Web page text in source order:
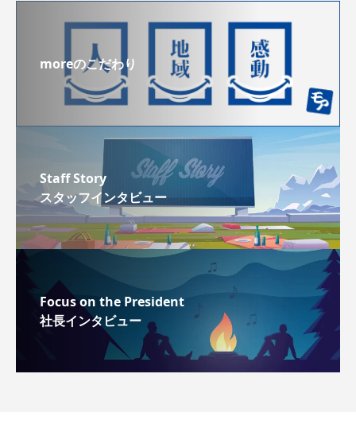
moreのこだわり
Staff Story
スタッフインタビュー
Focus on the President
社長インタビュー